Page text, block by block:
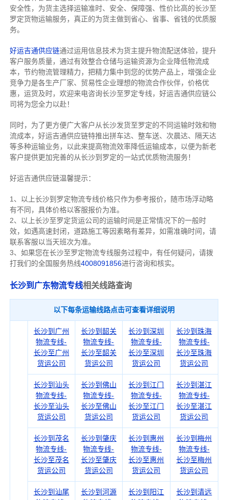
安全性，为货主选择运输准时、安全、保障强、性价比高的长沙至
罗定货物运输服务，真正的为货主做到省心、省事、省钱的优质服
务。
好运吉通供应链通过运用信息技术为货主提升物流配送体验，提升
客户服务质量，通过有效整合仓储与运输资源为企业降低物流成
本，节约物流管理精力，把精力集中到您的优势产品上，增强企业
竞争力是各生产厂家、贸易性企业理想的物流合作伙伴，价格优
惠，运货及时，欢迎来电咨询长沙至罗定专线，好运吉通供应链公
司将为您全力以赴！
同时，为了更方便广大客户从长沙发货至罗定的不同运输时效和物
流成本，好运吉通供应链特推出拼车达、整车送、次晨达、隔天达
等多种运输业务，以此来提高物流效率降低运输成本，以便为新老
客户提供更加完善的从长沙到罗定的一站式优质物流服务！
好运吉通供应链温馨提示：
1、以上长沙到罗定物流专线价格只作为参考报价，随市场浮动略
有不同，具体价格以客服报价为准。
2、以上长沙至罗定货运公司的运输时间是正常情况下的一般时
效，如遇高速封闭，道路施工等因素略有差异，如需准确时间，请
联系客服以当天班次为准。
3、如果您在长沙至罗定物流专线服务过程中，有任何疑问，请拨
打我们的全国服务热线4008091856进行咨询和核实。
长沙到广东物流专线相关线路查询
以下每条运输线路点击可查看详细说明
长沙到广州
物流专线-
长沙至广州
货运公司
长沙到韶关
物流专线-
长沙至韶关
货运公司
长沙到深圳
物流专线-
长沙至深圳
货运公司
长沙到珠海
物流专线-
长沙至珠海
货运公司
长沙到汕头
物流专线-
长沙至汕头
货运公司
长沙到佛山
物流专线-
长沙至佛山
货运公司
长沙到江门
物流专线-
长沙至江门
货运公司
长沙到湛江
物流专线-
长沙至湛江
货运公司
长沙到茂名
物流专线-
长沙至茂名
货运公司
长沙到肇庆
物流专线-
长沙至肇庆
货运公司
长沙到惠州
物流专线-
长沙至惠州
货运公司
长沙到梅州
物流专线-
长沙至梅州
货运公司
长沙到汕尾
长沙到河源
长沙到阳江
长沙到清远